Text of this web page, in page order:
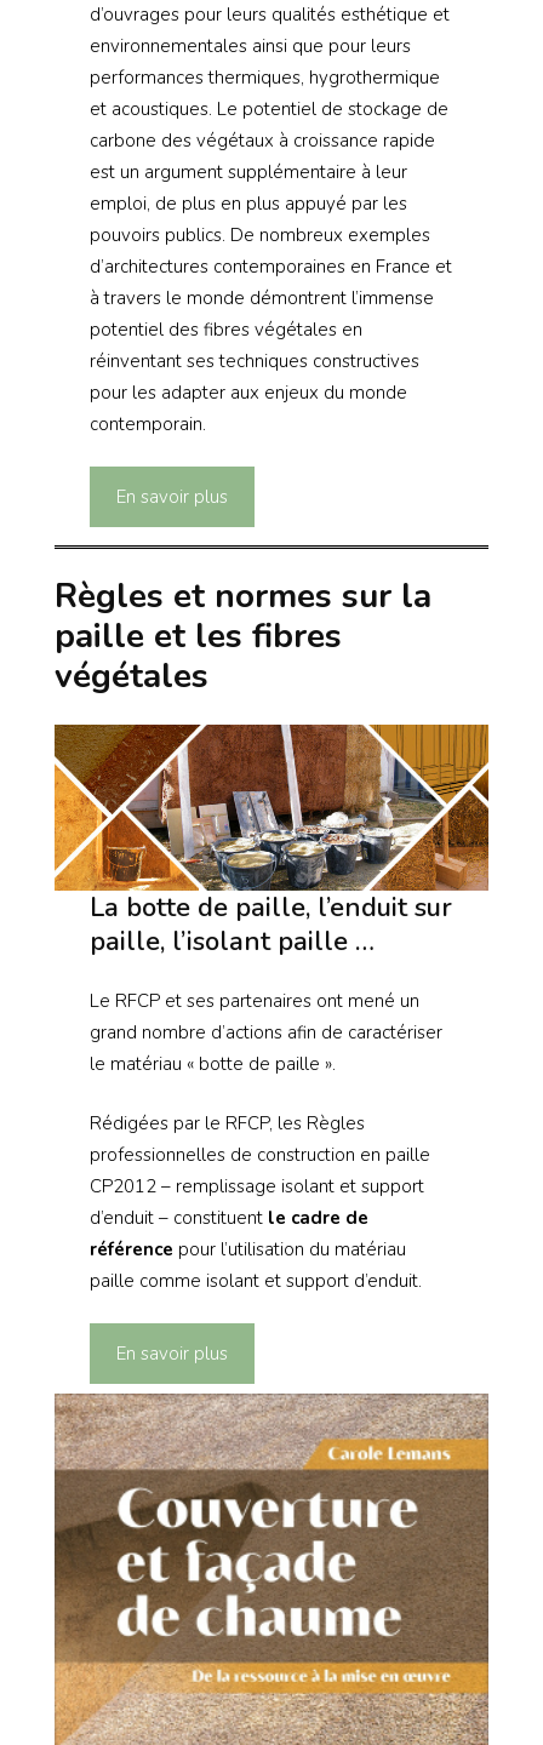
d’ouvrages pour leurs qualités esthétique et
environnementales ainsi que pour leurs
performances thermiques, hygrothermique
et acoustiques. Le potentiel de stockage de
carbone des végétaux à croissance rapide
est un argument supplémentaire à leur
emploi, de plus en plus appuyé par les
pouvoirs publics. De nombreux exemples
d’architectures contemporaines en France et
à travers le monde démontrent l’immense
potentiel des fibres végétales en
réinventant ses techniques constructives
pour les adapter aux enjeux du monde
contemporain.
En savoir plus
Règles et normes sur la
paille et les fibres
végétales
La botte de paille, l’enduit sur
paille, l’isolant paille …
Le RFCP et ses partenaires ont mené un
grand nombre d’actions afin de caractériser
le matériau « botte de paille ».
Rédigées par le RFCP, les Règles
professionnelles de construction en paille
CP2012 – remplissage isolant et support
d’enduit – constituent le cadre de
référence pour l’utilisation du matériau
paille comme isolant et support d’enduit.
En savoir plus